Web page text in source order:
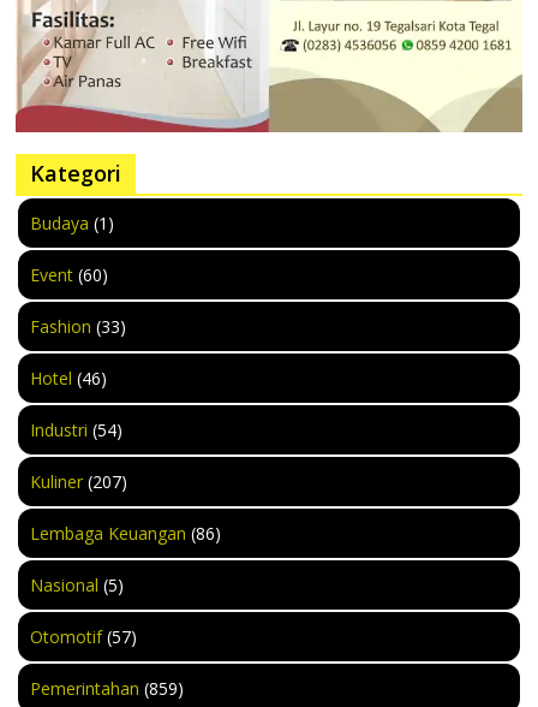
Kategori
Budaya (1)
Event (60)
Fashion (33)
Hotel (46)
Industri (54)
Kuliner (207)
Lembaga Keuangan (86)
Nasional (5)
Otomotif(57)
Pemerintahan (859)